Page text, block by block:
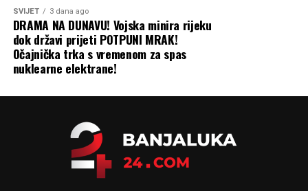
SVIJET 3 dana ago
DRAMA NA DUNAVU! Vojska minira rijeku
dok državi prijeti POTPUNI MRAK!
Očajnička trka s vremenom za spas
nuklearne elektrane!